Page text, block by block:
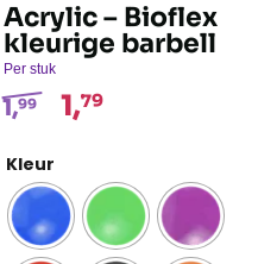
Acrylic – Bioflex
kleurige barbell
Per stuk
1,99 1,79
Kleur